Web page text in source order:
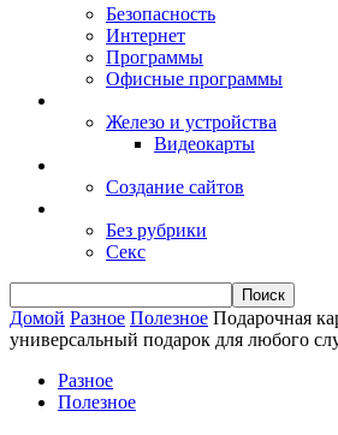
Безопасность
Интернет
Программы
Офисные программы
Железо и устройства
Видеокарты
Создание сайтов
Без рубрики
Секс
Домой Разное Полезное Подарочная
универсальный подарок для любого
Разное
Полезное